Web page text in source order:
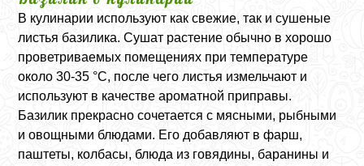
В кулинарии используют как свежие, так и сушеные
листья базилика. Сушат растение обычно в хорошо
проветриваемых помещениях при температуре
около 30-35 °C, после чего листья измельчают и
используют в качестве ароматной приправы.
Базилик прекрасно сочетается с мясными, рыбными
и овощными блюдами. Его добавляют в фарш,
паштеты, колбасы, блюда из говядины, баранины и